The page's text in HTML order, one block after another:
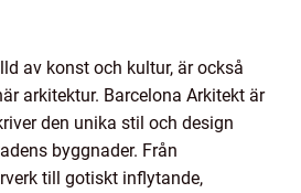
av konst och kultur, är också
arkitektur. Barcelona Arkitekt är
den unika stil och design
byggnader. Från
till gotiskt inflytande,